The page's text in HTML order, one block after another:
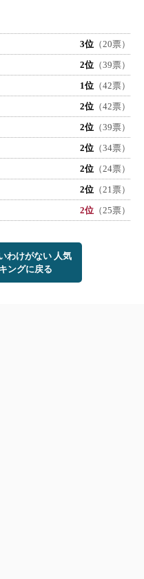
3位 （20票）
2位 （39票）
1位 （42票）
2位 （42票）
2位 （39票）
2位 （34票）
2位 （24票）
2位 （21票）
2位 （25票）
わけがない 人気
ングに戻る